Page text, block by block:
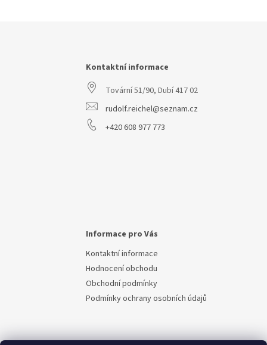
Kontaktní informace
Tovární 51/90, Dubí 417 02
rudolf.reichel@seznam.cz
+420 608 977 773
Informace pro Vás
Kontaktní informace
Hodnocení obchodu
Obchodní podmínky
Podmínky ochrany osobních údajů